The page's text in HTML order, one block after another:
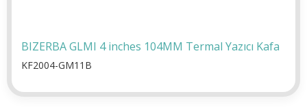
BIZERBA GLMI 4 inches 104MM Termal Yazıcı Kafa
KF2004-GM11B